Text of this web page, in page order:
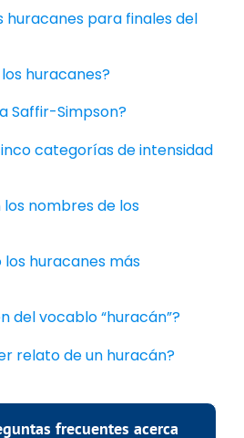
huracanes para finales del
huracanes?
Saffir-Simpson?
categorías de intensidad
los nombres de los
los huracanes más
del vocablo “huracán”?
relato de un huracán?
frecuentes acerca